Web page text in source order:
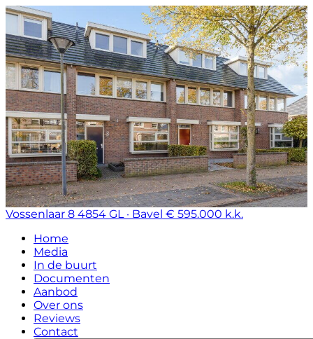
Vossenlaar 8 4854 GL · Bavel € 595.000 k.k.
Home
Media
In de buurt
Documenten
Aanbod
Over ons
Reviews
Contact